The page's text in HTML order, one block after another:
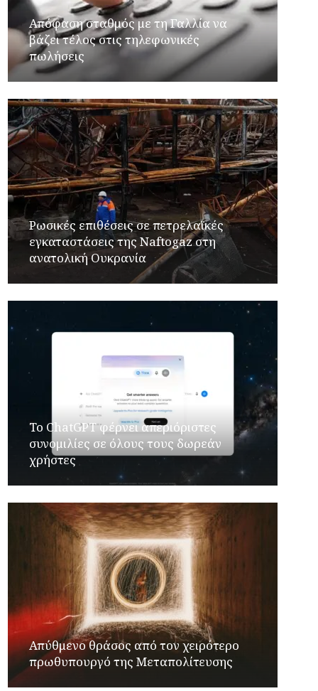
Απόφαση σταθμός με τη Γαλλία να
βάζει τέλος στις τηλεφωνικές
πωλήσεις
Ρωσικές επιθέσεις σε πετρελαϊκές
εγκαταστάσεις της Naftogaz στη
ανατολική Ουκρανία
Το ChatGPT φέρνει απεριόριστες
συνομιλίες σε όλους τους δωρεάν
χρήστες
Απύθμενο θράσος από τον χειρότερο
πρωθυπουργό της Μεταπολίτευσης